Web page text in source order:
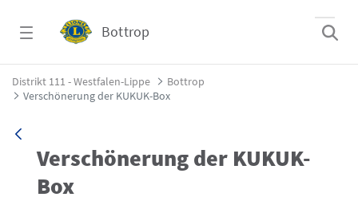
Bottrop
Verschönerung der KUKUK-Box - Bottrop
Distrikt 111 - Westfalen-Lippe
Bottrop
Verschönerung der KUKUK-Box
Verschönerung der KUKUK-
Box